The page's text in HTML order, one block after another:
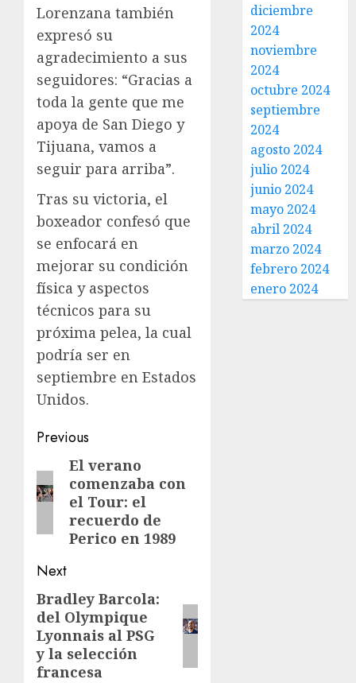
Lorenzana también
expresó su
agradecimiento a sus
seguidores: “Gracias a
toda la gente que me
apoya de San Diego y
Tijuana, vamos a
seguir para arriba”.
Tras su victoria, el
boxeador confesó que
se enfocará en
mejorar su condición
física y aspectos
técnicos para su
próxima pelea, la cual
podría ser en
septiembre en Estados
Unidos.
Previous
El verano
comenzaba con
el Tour: el
recuerdo de
Perico en 1989
Next
Bradley Barcola:
del Olympique
Lyonnais al PSG
y la selección
francesa
diciembre
2024
noviembre
2024
octubre 2024
septiembre
2024
agosto 2024
julio 2024
junio 2024
mayo 2024
abril 2024
marzo 2024
febrero 2024
enero 2024